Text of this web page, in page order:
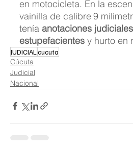
en motocicleta. En la
vainilla de calibre 9
tenía anotaciones
estupefacientes y hurto en
JUDICIAL cucuta
Cúcuta
Judicial
Nacional